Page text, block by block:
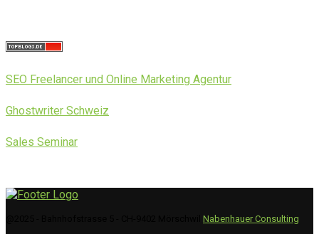
SEO Freelancer und Online Marketing Agentur
Ghostwriter Schweiz
Sales Seminar
Nabenhauer Consulting